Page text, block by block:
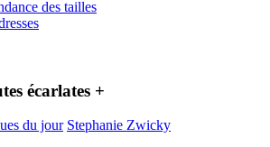
des tailles
écarlates +
du jour Stephanie Zwicky